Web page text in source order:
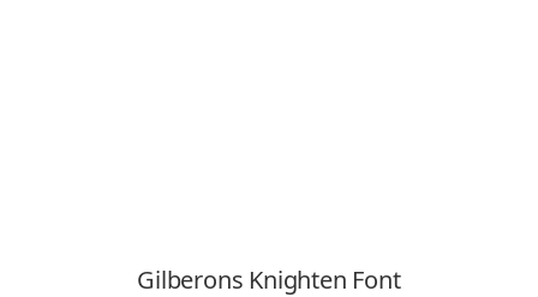
Gilberons Knighten Font